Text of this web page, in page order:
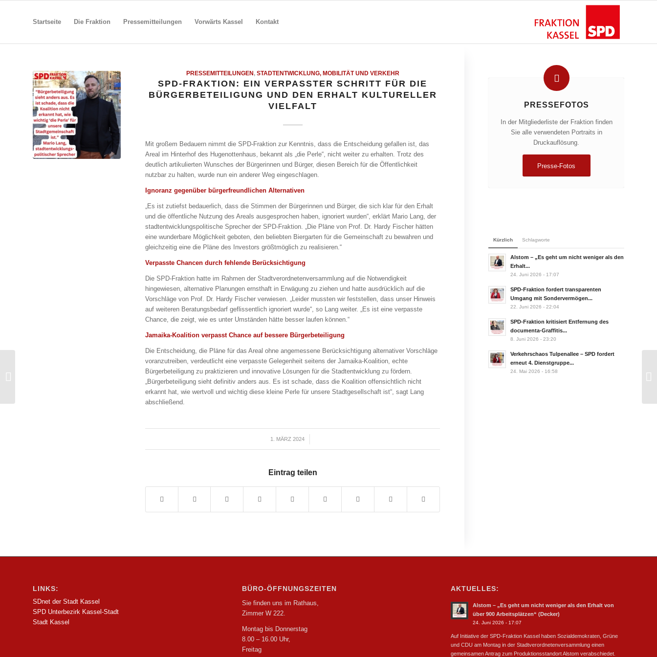
Startseite Die Fraktion Pressemitteilungen Vorwärts Kassel Kontakt
PRESSEMITTEILUNGEN, STADTENTWICKLUNG, MOBILITÄT UND VERKEHR
SPD-FRAKTION: EIN VERPASSTER SCHRITT FÜR DIE
BÜRGERBETEILIGUNG UND DEN ERHALT KULTURELLER
VIELFALT
Mit großem Bedauern nimmt die SPD-Fraktion zur Kenntnis, dass die Entscheidung gefallen ist, das
Areal im Hinterhof des Hugenottenhaus, bekannt als „die Perle“, nicht weiter zu erhalten. Trotz des
deutlich artikulierten Wunsches der Bürgerinnen und Bürger, diesen Bereich für die Öffentlichkeit
nutzbar zu halten, wurde nun ein anderer Weg eingeschlagen.
Ignoranz gegenüber bürgerfreundlichen Alternativen
„Es ist zutiefst bedauerlich, dass die Stimmen der Bürgerinnen und Bürger, die sich klar für den Erhalt
und die öffentliche Nutzung des Areals ausgesprochen haben, ignoriert wurden“, erklärt Mario Lang, der
stadtentwicklungspolitische Sprecher der SPD-Fraktion. „Die Pläne von Prof. Dr. Hardy Fischer hätten
eine wunderbare Möglichkeit geboten, den beliebten Biergarten für die Gemeinschaft zu bewahren und
gleichzeitig eine die Pläne des Investors größtmöglich zu realisieren.“
Verpasste Chancen durch fehlende Berücksichtigung
Die SPD-Fraktion hatte im Rahmen der Stadtverordnetenversammlung auf die Notwendigkeit
hingewiesen, alternative Planungen ernsthaft in Erwägung zu ziehen und hatte ausdrücklich auf die
Vorschläge von Prof. Dr. Hardy Fischer verwiesen. „Leider mussten wir feststellen, dass unser Hinweis
auf weiteren Beratungsbedarf geflissentlich ignoriert wurde“, so Lang weiter. „Es ist eine verpasste
Chance, die zeigt, wie es unter Umständen hätte besser laufen können.“
Jamaika-Koalition verpasst Chance auf bessere Bürgerbeteiligung
Die Entscheidung, die Pläne für das Areal ohne angemessene Berücksichtigung alternativer Vorschläge
voranzutreiben, verdeutlicht eine verpasste Gelegenheit seitens der Jamaika-Koalition, echte
Bürgerbeteiligung zu praktizieren und innovative Lösungen für die Stadtentwicklung zu fördern.
„Bürgerbeteiligung sieht definitiv anders aus. Es ist schade, dass die Koalition offensichtlich nicht
erkannt hat, wie wertvoll und wichtig diese kleine Perle für unsere Stadtgesellschaft ist“, sagt Lang
abschließend.
1. MÄRZ 2024
/
Eintrag teilen
PRESSEFOTOS
In der Mitgliederliste der Fraktion finden
Sie alle verwendeten Portraits in
Druckauflösung.
Presse-Fotos
Kürzlich Schlagworte
Alstom – „Es geht um nicht weniger als den
Erhalt...
24. Juni 2026 - 17:07
SPD-Fraktion fordert transparenten
Umgang mit Sondervermögen...
22. Juni 2026 - 22:04
SPD-Fraktion kritisiert Entfernung des
documenta-Graffitis...
8. Juni 2026 - 23:20
Verkehrschaos Tulpenallee – SPD fordert
erneut 4. Dienstgruppe...
24. Mai 2026 - 16:58
LINKS:
SDnet der Stadt Kassel
SPD Unterbezirk Kassel-Stadt
Stadt Kassel
BÜRO-ÖFFNUNGSZEITEN
Sie finden uns im Rathaus,
Zimmer W 222.
Montag bis Donnerstag
8.00 – 16.00 Uhr,
Freitag
AKTUELLES:
Alstom – „Es geht um nicht weniger als den Erhalt von
über 900 Arbeitsplätzen“ (Decker)
24. Juni 2026 - 17:07
Auf Initiative der SPD-Fraktion Kassel haben Sozialdemokraten, Grüne
und CDU am Montag in der Stadtverordnetenversammlung einen
gemeinsamen Antrag zum Produktionsstandort Alstom verabschiedet.